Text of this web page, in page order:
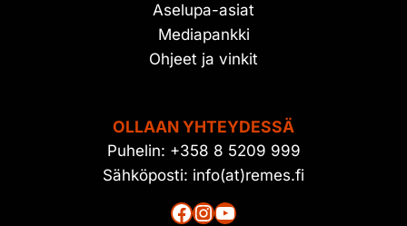
Aselupa-asiat
Mediapankki
Ohjeet ja vinkit
OLLAAN YHTEYDESSÄ
Puhelin: +358 8 5209 999
Sähköposti: info(at)remes.fi
Facebook
Instagram
YouTube